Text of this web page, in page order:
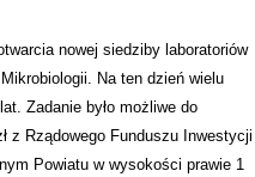
nowej siedziby laboratoriów
Na ten dzień wielu
Zadanie było możliwe do
z Rządowego Funduszu Inwestycji
Powiatu w wysokości prawie 1